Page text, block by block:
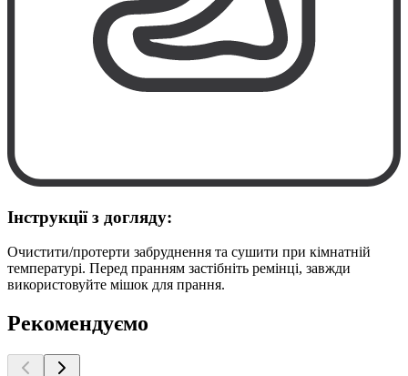
Інструкції з догляду:
Очистити/протерти забруднення та сушити при кімнатній
температурі. Перед пранням застібніть ремінці, завжди
використовуйте мішок для прання.
Рекомендуємо